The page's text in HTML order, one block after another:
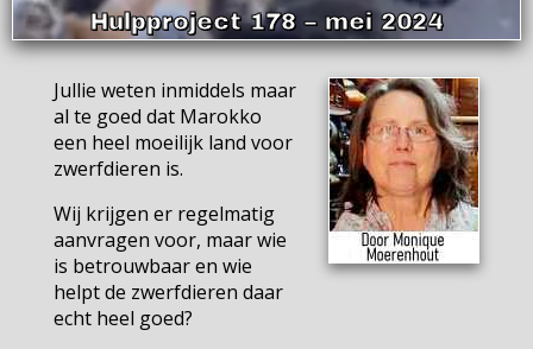
Hulpproject 178 – mei 2024
Jullie weten inmiddels maar
al te goed dat Marokko
een heel moeilijk land voor
zwerfdieren is.
Wij krijgen er regelmatig
aanvragen voor, maar wie
is betrouwbaar en wie
helpt de zwerfdieren daar
echt heel goed?